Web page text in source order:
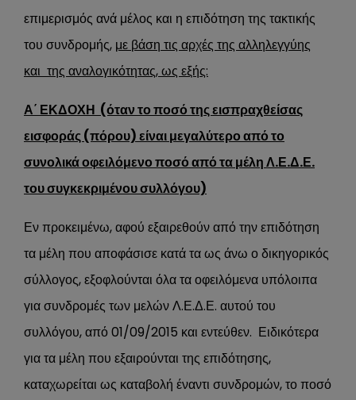
επιμερισμός ανά μέλος και η επιδότηση της τακτικής
του συνδρομής, με βάση τις αρχές της αλληλεγγύης
και της αναλογικότητας, ως εξής:
Α΄ ΕΚΔΟΧΗ (όταν το ποσό της εισπραχθείσας
εισφοράς (πόρου) είναι μεγαλύτερο από το
συνολικά οφειλόμενο ποσό από τα μέλη Λ.Ε.Δ.Ε.
του συγκεκριμένου συλλόγου)
Εν προκειμένω, αφού εξαιρεθούν από την επιδότηση
τα μέλη που αποφάσισε κατά τα ως άνω ο δικηγορικός
σύλλογος, εξοφλούνται όλα τα οφειλόμενα υπόλοιπα
για συνδρομές των μελών Λ.Ε.Δ.Ε. αυτού του
συλλόγου, από 01/09/2015 και εντεύθεν. Ειδικότερα
για τα μέλη που εξαιρούνται της επιδότησης,
καταχωρείται ως καταβολή έναντι συνδρομών, το ποσό